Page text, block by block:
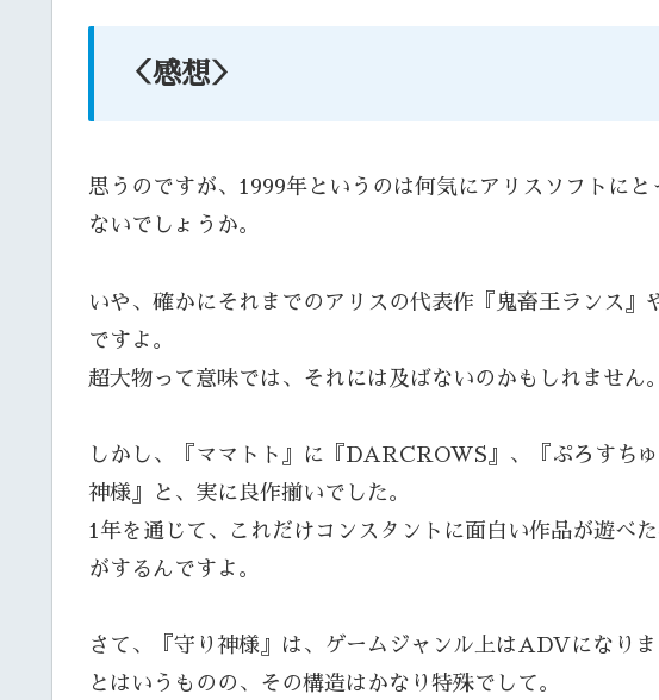
＜感想＞
思うのですが、1999年というのは何気にアリスソフトに
ないでしょうか。
いや、確かにそれまでのアリスの代表作『鬼畜王ランス』
ですよ。
超大物って意味では、それには及ばないのかもしれません。
しかし、『ママトト』に『DARCROWS』、『ぷろすち
神様』と、実に良作揃いでした。
1年を通じて、これだけコンスタントに面白い作品が遊べ
がするんですよ。
さて、『守り神様』は、ゲームジャンル上はADVになりま
とはいうものの、その構造はかなり特殊でして。